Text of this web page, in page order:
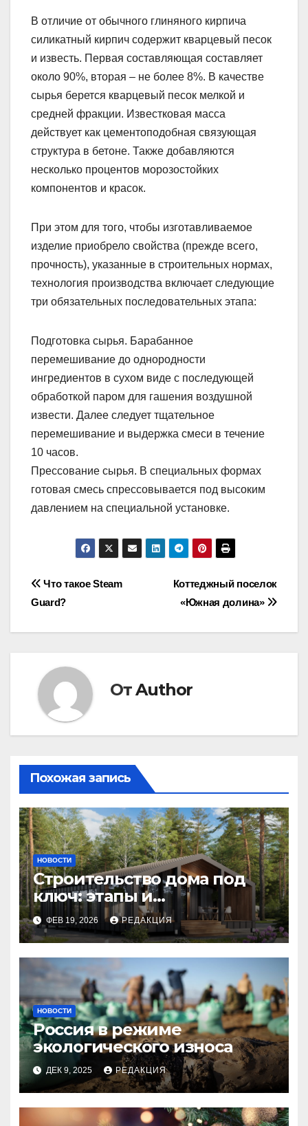
В отличие от обычного глиняного кирпича
силикатный кирпич содержит кварцевый песок
и известь. Первая составляющая составляет
около 90%, вторая – не более 8%. В качестве
сырья берется кварцевый песок мелкой и
средней фракции. Известковая масса
действует как цементоподобная связующая
структура в бетоне. Также добавляются
несколько процентов морозостойких
компонентов и красок.
При этом для того, чтобы изготавливаемое
изделие приобрело свойства (прежде всего,
прочность), указанные в строительных нормах,
технология производства включает следующие
три обязательных последовательных этапа:
Подготовка сырья. Барабанное
перемешивание до однородности
ингредиентов в сухом виде с последующей
обработкой паром для гашения воздушной
извести. Далее следует тщательное
перемешивание и выдержка смеси в течение
10 часов.
Прессование сырья. В специальных формах
готовая смесь спрессовывается под высоким
давлением на специальной установке.
Навигация
Коттеджный поселок
«Южная долина»
Что такое Steam
Guard?
ОтAuthor
Похожая запись
НОВОСТИ
Строительство дома под
ключ: этапы и
планирование бюджета
ФЕВ 19, 2026 РЕДАКЦИЯ
НОВОСТИ
Россия в режиме
экологического износа
ДЕК 9, 2025 РЕДАКЦИЯ